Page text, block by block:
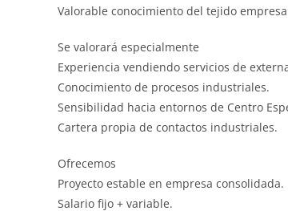
Valorable conocimiento del tejido
Se valorará especialmente
Experiencia vendiendo servicios de
Conocimiento de procesos industriales.
Sensibilidad hacia entornos de Centro
Cartera propia de contactos industriales.
Ofrecemos
Proyecto estable en empresa consolidada.
Salario fijo + variable.